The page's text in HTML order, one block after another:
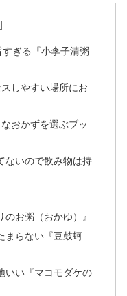
ぎる『小李子清粥
しやすい場所にお
おかずを選ぶブッ
ないので飲み物は持
お粥（おかゆ）』
まらない『豆鼓蚵
いい『マコモダケの